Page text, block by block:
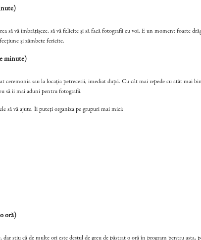
să vă îmbrățișeze, să vă felicite și să facă fotografii cu voi. E un moment foarte
și zâmbete fericite.
minute)
ceremonia sau la locația petrecerii, imediat după. Cu cât mai repede cu atât mai
să ii mai aduni pentru fotografii.
să vă ajute. Îi puteți organiza pe grupuri mai mici:
oră)
știu că de multe ori este destul de greu de păstrat o oră în program pentru